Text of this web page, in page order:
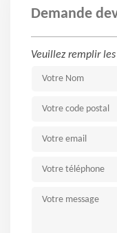
Demande
Veuillez remplir